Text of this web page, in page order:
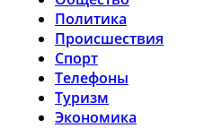
Политика
Происшествия
Спорт
Телефоны
Туризм
Экономика